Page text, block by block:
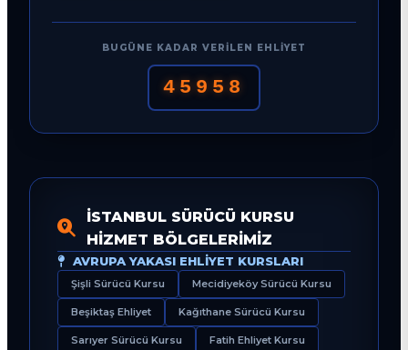
BUGÜNE KADAR VERILEN EHLIYET
45958
İSTANBUL SÜRÜCÜ KURSU
HIZMET BÖLGELERIMIZ
AVRUPA YAKASI EHLIYET KURSLARI
Şişli Sürücü Kursu Mecidiyeköy Sürücü Kursu
Beşiktaş Ehliyet Kağıthane Sürücü Kursu
Sarıyer Sürücü Kursu Fatih Ehliyet Kursu